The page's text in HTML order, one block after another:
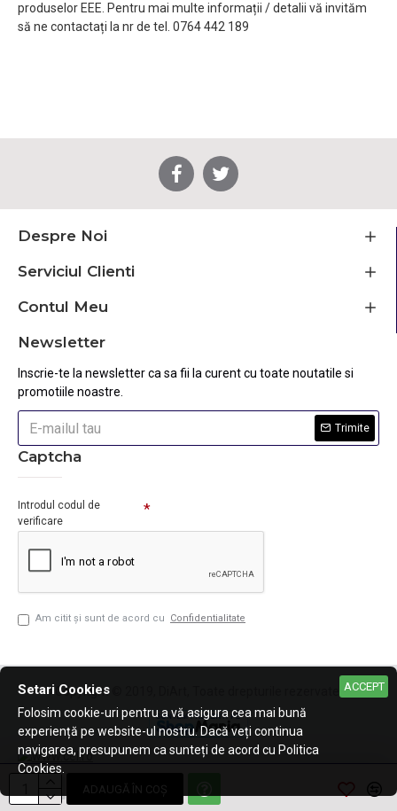
ADAUGĂ ÎN COŞ
produselor EEE. Pentru mai multe informații / detalii vă invităm
să ne contactați la nr de tel. 0764 442 189
Despre Noi
Serviciul Clienti
Contul Meu
Newsletter
Inscrie-te la newsletter ca sa fii la curent cu toate noutatile si
promotiile noastre.
Trimite
Captcha
Introdul codul de
verificare
Am citit şi sunt de acord cu Confidentialitate
Copyright © 2019, DiArt, Toate drepturile rezervate. ACCEPT
Setari Cookies
Folosim cookie-uri pentru a vă asigura cea mai bună
experiență pe website-ul nostru. Dacă veți continua
navigarea, presupunem ca sunteți de acord cu Politica
Cookies.